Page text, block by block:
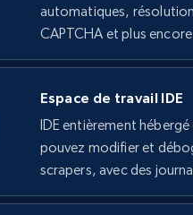
- Profiles
Fbid, ID, Followers, Posts
and more.
automatiques,
CAPTCHA et plus
Espace de travail IDE
IDE entièrement
pouvez modifier et
scrapers, avec des